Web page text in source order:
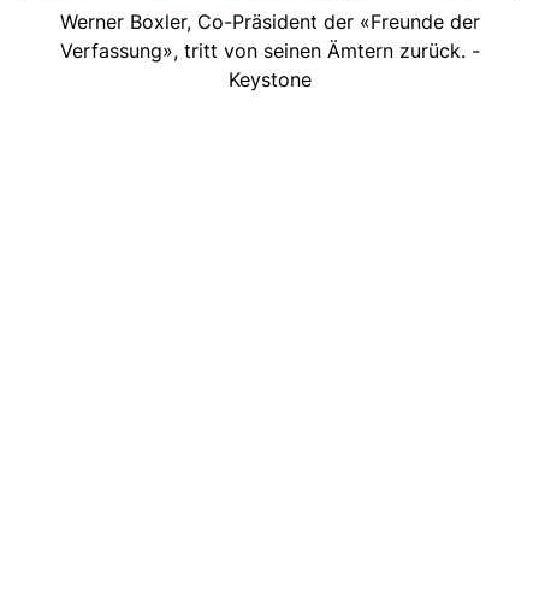
Werner Boxler, Co-Präsident der «Freunde der
Verfassung», tritt von seinen Ämtern zurück. -
Keystone